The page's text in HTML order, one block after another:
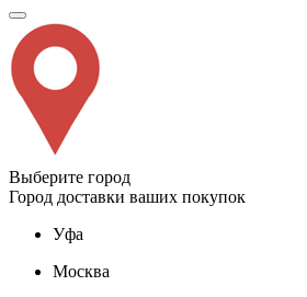
Выберите город
Город доставки ваших покупок
Уфа
Москва